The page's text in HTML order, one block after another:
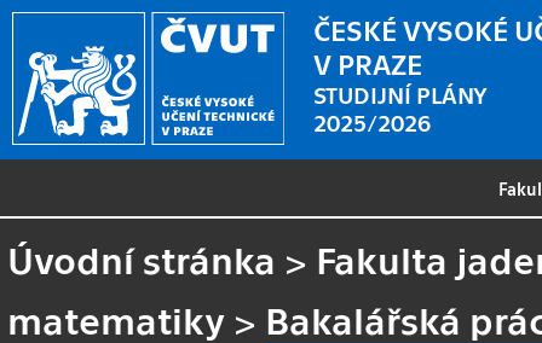
ČESKÉ VYSOKÉ
V PRAZE
STUDIJNÍ PLÁNY
2025/2026
Úvodní stránka > Fakulta
matematiky > Bakalářská